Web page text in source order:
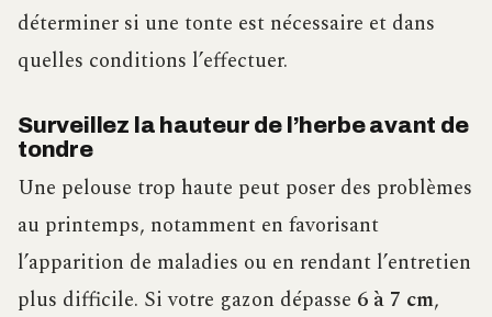
déterminer si une tonte est nécessaire et dans
quelles conditions l’effectuer.
Surveillez la hauteur de l’herbe avant de
tondre
Une pelouse trop haute peut poser des problèmes
au printemps, notamment en favorisant
l’apparition de maladies ou en rendant l’entretien
plus difficile. Si votre gazon dépasse 6 à 7 cm,